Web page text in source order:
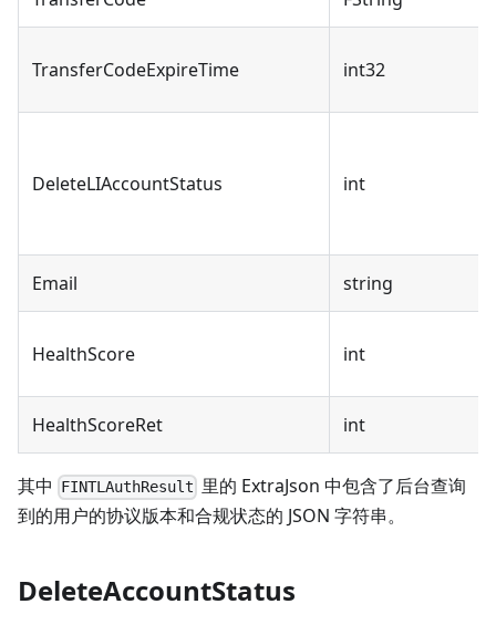
TransferCodeExpireTime int32
DeleteLIAccountStatus int
Email string
HealthScore int
HealthScoreRet int
其中 FINTLAuthResult 里的 ExtraJson 中包含了后台查询
到的用户的协议版本和合规状态的 JSON 字符串。
DeleteAccountStatus